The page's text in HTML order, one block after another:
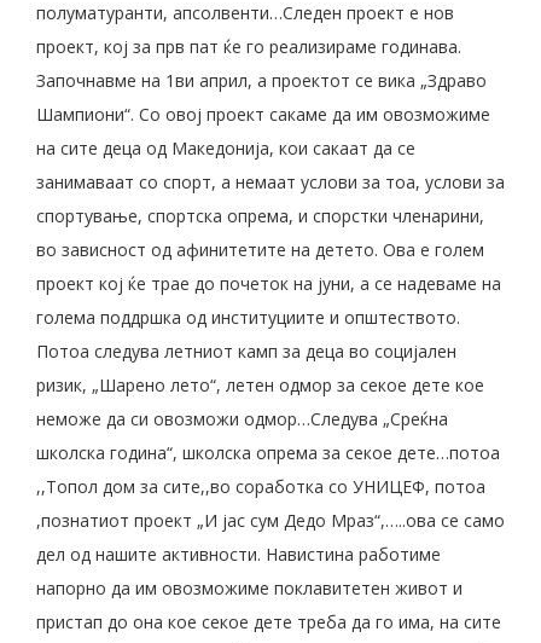
полуматуранти, апсолвенти…Следен проект е нов
проект, кој за прв пат ќе го реализираме годинава.
Започнавме на 1ви април, а проектот се вика „Здраво
Шампиони“. Со овој проект сакаме да им овозможиме
на сите деца од Македонија, кои сакаат да се
занимаваат со спорт, а немаат услови за тоа, услови за
спортување, спортска опрема, и спорстки членарини,
во зависност од афинитетите на детето. Ова е голем
проект кој ќе трае до почеток на јуни, а се надеваме на
голема поддршка од институциите и општеството.
Потоа следува летниот камп за деца во социјален
ризик, „Шарено лето“, летен одмор за секое дете кое
неможе да си овозможи одмор…Следува „Среќна
школска година“, школска опрема за секое дете…потоа
,,Топол дом за сите,,во соработка со УНИЦЕФ, потоа
,познатиот проект „И јас сум Дедо Мраз“,…..ова се само
дел од нашите активности. Навистина работиме
напорно да им овозможиме поклавитетен живот и
пристап до она кое секое дете треба да го има, на сите